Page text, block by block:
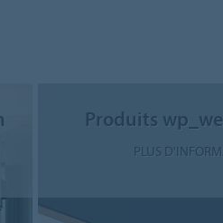
Produits
PLUS